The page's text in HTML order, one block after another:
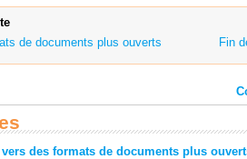
de documents plus ouverts
Fin
vers des formats de documents plus